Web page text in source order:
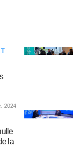
2024
la